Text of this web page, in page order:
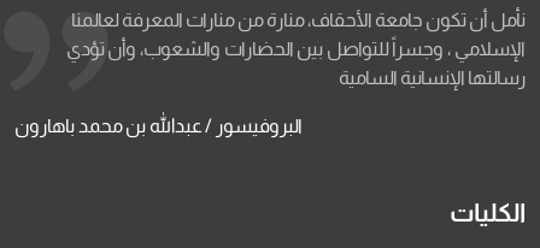
نأمل أن تكون جامعة الأحقاف، منارة من منارات المعرفة لعالمنا
الإسلامي ، وجسراً للتواصل بين الحضارات والشعوب، وأن تؤدي
رسالتها الإنسانية السامية
البروفيسور / عبدالله بن محمد باهارون
الكليات